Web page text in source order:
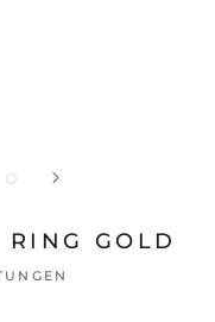
GOLD